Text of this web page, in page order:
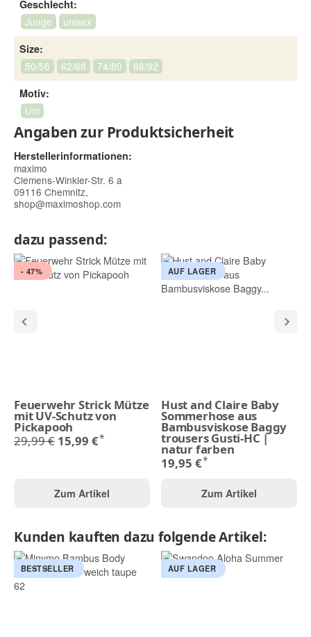
Geschlecht:
Junge
unisex
Size:
50/56
62/68 74/80
86/92
Motiv:
Uni
Angaben zur Produktsicherheit
Herstellerinformationen:
maximo
Clemens-Winkler-Str. 6 a
09116 Chemnitz,
shop@maximoshop.com
dazu passend:
- 47%
Feuerwehr Strick Mütze
mit UV-Schutz von
Pickapooh
29,99 € 15,99 €*
Zum Artikel
AUF LAGER
Hust and Claire Baby
Sommerhose aus
Bambusviskose Baggy
trousers Gusti-HC |
natur farben
19,95 €*
Zum Artikel
Kunden kauften dazu folgende Artikel:
BESTSELLER AUF LAGER